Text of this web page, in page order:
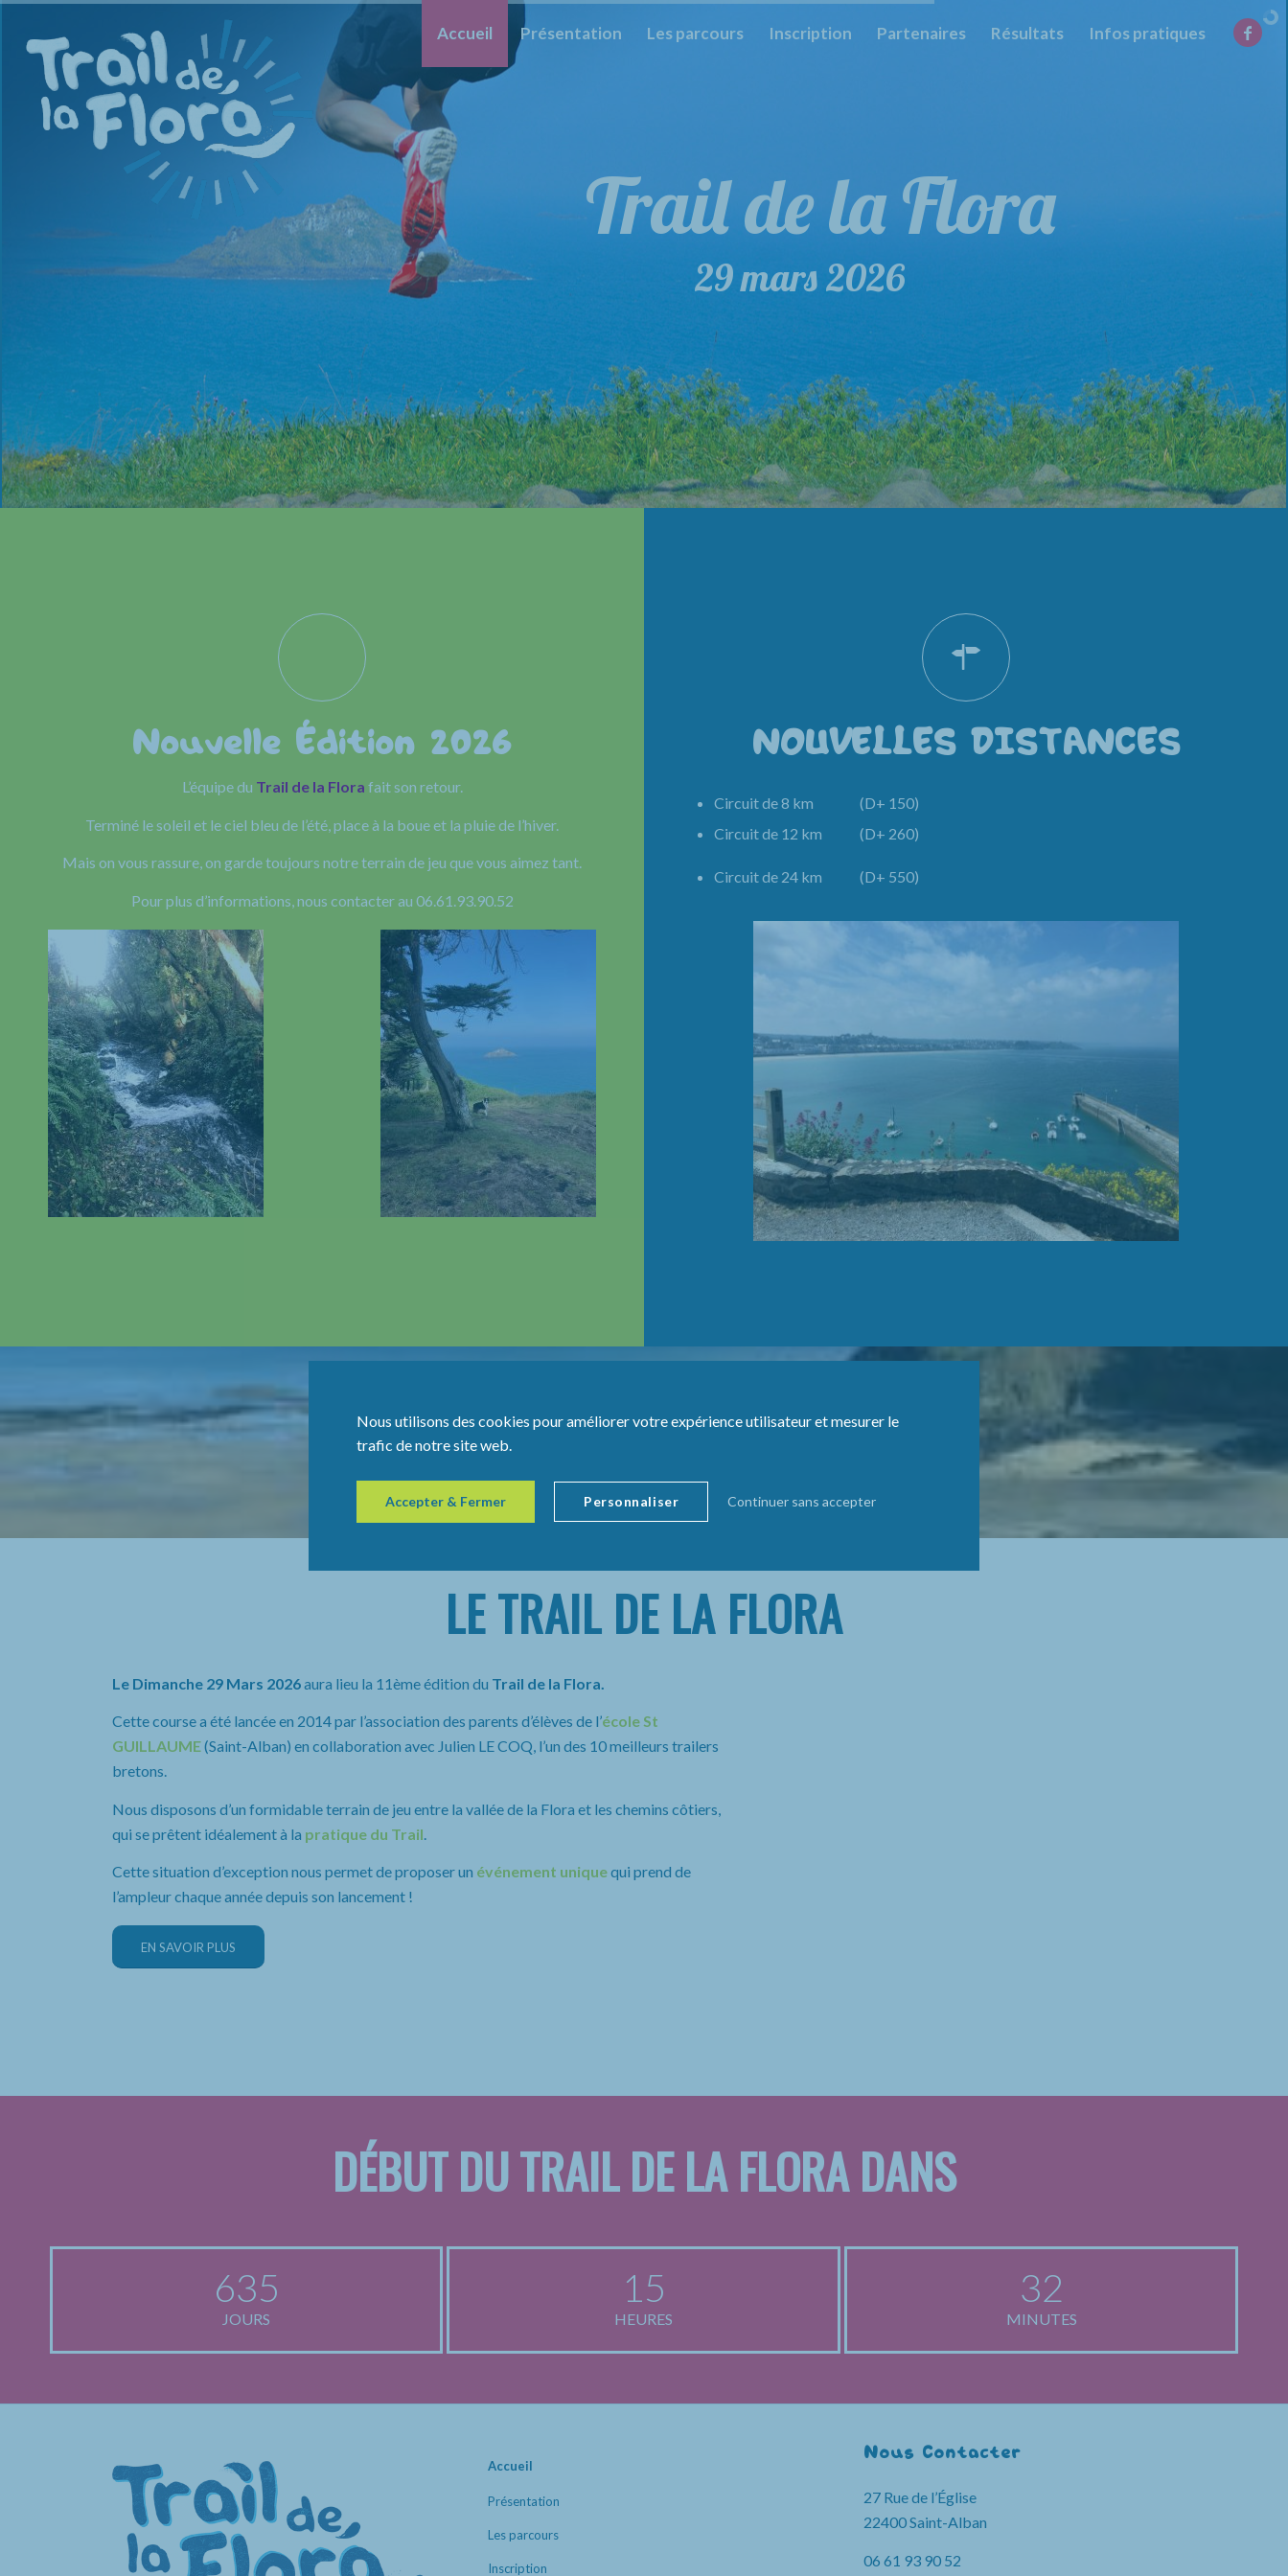
Accueil Présentation Les parcours Inscription Partenaires Résultats Infos pratiques
Trail de la Flora
29 mars 2026
Trail de la Flora
29 mars 2026
Nouvelle Édition 2026
L’équipe du Trail de la Flora fait son retour.
Terminé le soleil et le ciel bleu de l’été, place à la boue et la pluie de l’hiver.
Mais on vous rassure, on garde toujours notre terrain de jeu que vous aimez tant.
Pour plus d’informations, nous contacter au 06.61.93.90.52
NOUVELLES DISTANCES
Circuit de 8 km (D+ 150)
Circuit de 12 km (D+ 260)
Circuit de 24 km (D+ 550)
LE TRAIL DE LA FLORA
Le Dimanche 29 Mars 2026aura lieu la 11ème édition du Trail de la Flora.
Cette course a été lancée en 2014 par l’association des parents d’élèves de l’école St
GUILLAUME(Saint-Alban) en collaboration avec Julien LE COQ, l’un des 10 meilleurs trailers
bretons.
Nous disposons d’un formidable terrain de jeu entre la vallée de la Flora et les chemins côtiers,
qui se prêtent idéalement à la pratique du Trail
Cette situation d’exception nous permet de proposer un événement uniquequi prend de
l’ampleur chaque année depuis son lancement !
EN SAVOIR PLUS
DÉBUT DU TRAIL DE LA FLORA DANS
635
JOURS
15
HEURES
32
MINUTES
Accueil
Présentation
Les parcours
Inscription
Nous Contacter
27 Rue de l’Église
22400 Saint-Alban
06 61 93 90 52
Nous utilisons des cookies pour améliorer votre expérience utilisateur et mesurer le
trafic de notre site web.
Accepter & Fermer Continuer sans accepter
Personnaliser